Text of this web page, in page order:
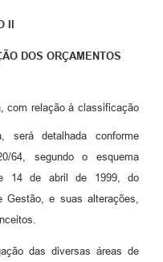
II
DOS ORÇAMENTOS
com relação à classificação
será detalhada conforme
64, segundo o esquema
14 de abril de 1999, do
e suas alterações,
das diversas áreas de